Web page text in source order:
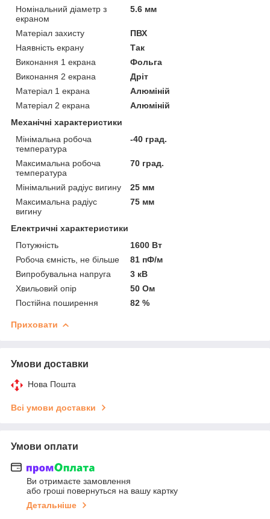
Номінальний діаметр з
екраном
5.6 мм
Матеріал захисту
ПВХ
Наявність екрану
Так
Виконання 1 екрана
Фольга
Виконання 2 екрана
Дріт
Матеріал 1 екрана
Алюміній
Матеріал 2 екрана
Алюміній
Механічні характеристики
Мінімальна робоча
температура
-40 град.
Максимальна робоча
температура
70 град.
Мінімальний радіус вигину
25 мм
Максимальна радіус
вигину
75 мм
Електричні характеристики
Потужність
1600 Вт
Робоча ємність, не більше
81 пФ/м
Випробувальна напруга
3 кВ
Хвильовий опір
50 Ом
Постійна поширення
82 %
Приховати
Умови доставки
Нова Пошта
Всі умови доставки
Умови оплати
Ви отримаєте замовлення
або гроші повернуться на вашу картку
Детальніше